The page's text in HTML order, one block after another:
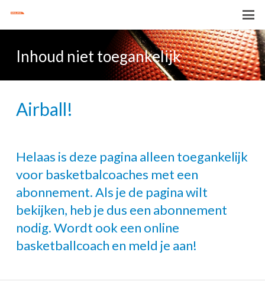
Inhoud niet toegankelijk
Airball!
Helaas is deze pagina alleen toegankelijk
voor basketbalcoaches met een
abonnement. Als je de pagina wilt
bekijken, heb je dus een abonnement
nodig. Wordt ook een online
basketballcoach en meld je aan!